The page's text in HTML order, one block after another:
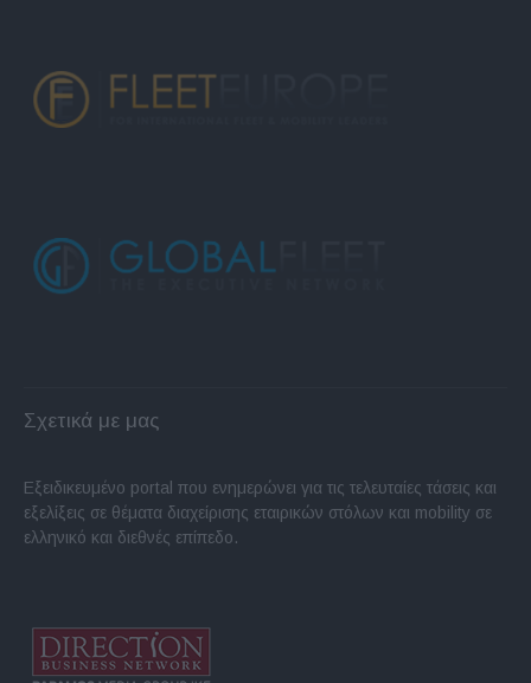
Σχετικά με μας
Εξειδικευμένο portal που ενημερώνει για τις τελευταίες τάσεις και
εξελίξεις σε θέματα διαχείρισης εταιρικών στόλων και mobility σε
ελληνικό και διεθνές επίπεδο.